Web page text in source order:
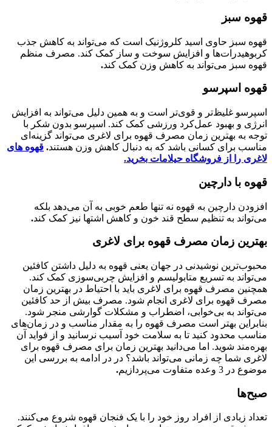
قهوه سبز
قهوه سبز حاوی اسید کلروژنیک است که می‌تواند به کاهش جذب
کربوهیدرات‌ها و افزایش سوخت و ساز کمک کند. مصرف منظم
قهوه سبز می‌تواند به کاهش وزن کمک کند.
قهوه اسپرسو
اسپرسو غلیظ‌تر و قوی‌تر است و به همین دلیل می‌تواند به افزایش
انرژی و بهبود عمل‌کرد ورزشی کمک کند. اسپرسو بدون شکر با
توجه به بهترین زمان مصرف قهوه برای لاغری می‌تواند گزینه‌ای
مناسب برای کسانی باشد که به دنبال کاهش وزن هستند. قهوه های
لاغری را از فروشگاه حیلامات بخرید.
قهوه با دارچین
افزودن دارچین به قهوه نه تنها طعم خوبی به آن می‌دهد بلکه
می‌تواند به تنظیم سطح قند خون و کاهش اشتها نیز کمک کند.
بهترین زمان مصرف قهوه برای لاغری
محبوب‌ترین نوشیدنی در جهان یعنی قهوه به دلیل داشتن کافئین
می‌تواند به تسریع متابولیسم و افزایش چربی‌سوزی کمک کند.
همچنین مصرف قهوه برای لاغری باید با احتیاط در بهترین زمان
مصرف قهوه برای لاغری انجام شود. مصرف بیش از حد کافئین
می‌تواند به بی‌خوابی، اضطراب و مشکلات گوارشی منجر شود.
بنابراین بهتر است مصرف قهوه را به مقدار مناسب و در زمان‌های
مناسب محدود کنید تا به سلامت خود آسیب نرسانید و از فواید آن
بهره‌مند شوید. اما می‌دانید بهترین زمان برای مصرف قهوه برای
لاغری شما چه زمانی می‌تواند باشد؟ در در ادامه به بررسی این
موضوع در 3 وعده متفاوت می‌پردازیم
.
صبح‌ها
تعداد زیادی از افراد روز خود را با یک فنجان قهوه شروع می‌کنند.